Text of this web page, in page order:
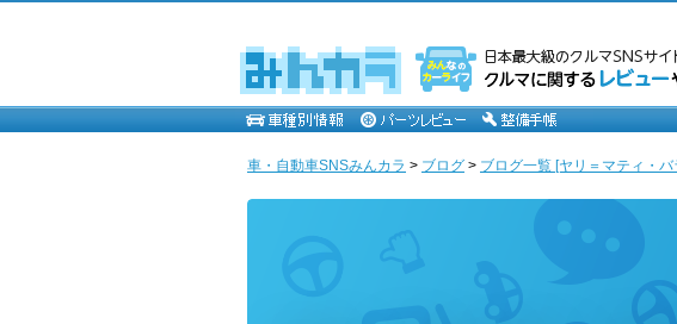
車・自動車SNSみんカラ > ブログ > ブログ一覧 [ヤリ＝マティ・バ